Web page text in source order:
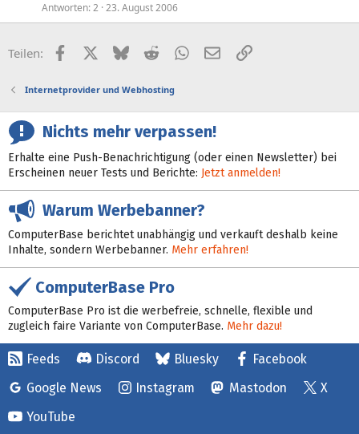
Antworten 2 23. August 2006
Teilen: FacebookX (Twitter)
BlueskyRedditWhatsApp
E-MailLink
Internetprovider und Webhosting
Nichts mehr verpassen!
Erhalte eine Push-Benachrichtigung (oder einen Newsletter) bei
Erscheinen neuer Tests und Berichte: Jetzt anmelden!
Warum Werbebanner?
ComputerBase berichtet unabhängig und verkauft deshalb keine
Inhalte, sondern Werbebanner. Mehr erfahren!
ComputerBase Pro
ComputerBase Pro ist die werbefreie, schnelle, flexible und
zugleich faire Variante von ComputerBase. Mehr dazu!
Feeds Discord Bluesky
Facebook
Google News
Instagram Mastodon
X
YouTube